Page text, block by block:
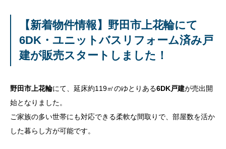
【新着物件情報】野田市上花輪にて
6DK・ユニットバスリフォーム済み戸
建が販売スタートしました！
野田市上花輪にて、延床約119㎡のゆとりある6DK戸建が売出開
始となりました。
ご家族の多い世帯にも対応できる柔軟な間取りで、部屋数を活か
した暮らし方が可能です。